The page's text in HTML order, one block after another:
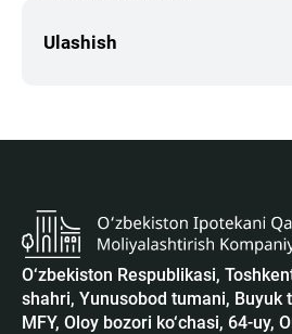
Ulashish
O‘zbekiston Respublikasi,
shahri, Yunusobod tumani, Buyuk
MFY, Oloy bozori ko‘chasi, 64-uy,